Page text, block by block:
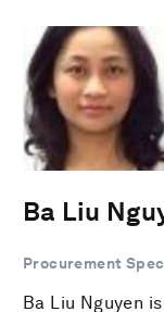
Ba Liu
Procurement
Ba Liu Nguyen